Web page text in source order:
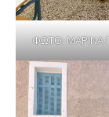
ΦΩΤΟ: ΜΑΡΙΝΑ